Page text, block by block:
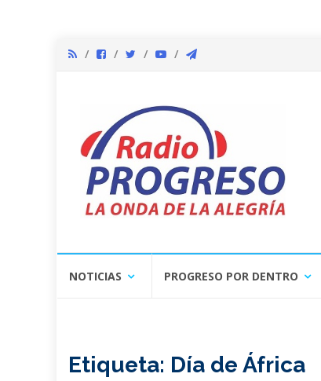
NOTICIAS PROGRESO POR DENTRO
Etiqueta: Día de África